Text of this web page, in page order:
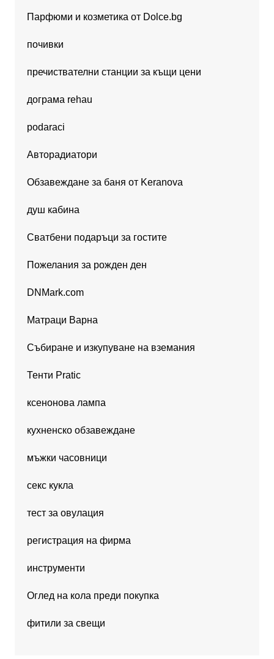
Парфюми и козметика от Dolce.bg
почивки
пречиствателни станции за къщи цени
дограма rehau
podaraci
Авторадиатори
Обзавеждане за баня от Keranova
душ кабина
Сватбени подаръци за гостите
Пожелания за рожден ден
DNMark.com
Матраци Варна
Събиране и изкупуване на вземания
Тенти Pratic
ксенонова лампа
кухненско обзавеждане
мъжки часовници
секс кукла
тест за овулация
регистрация на фирма
инструменти
Оглед на кола преди покупка
фитили за свещи